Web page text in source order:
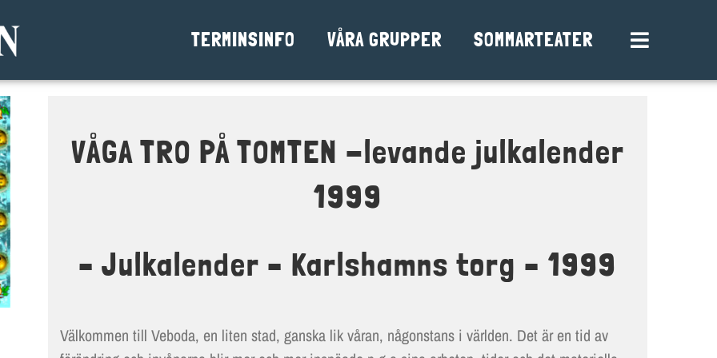
TERMINSINFO VÅRA GRUPPER SOMMARTEATER
Toggle
Navigation
VÅRA GRUPPER
BLI MEDLEM
VÅGA TRO PÅ TOMTEN -levande julkalender
1999
– Julkalender – Karlshamns torg – 1999
Välkommen till Veboda, en liten stad, ganska lik våran, någonstans i världen. Det är en tid av